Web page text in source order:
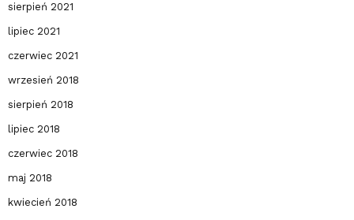
sierpień 2021
lipiec 2021
czerwiec 2021
wrzesień 2018
sierpień 2018
lipiec 2018
czerwiec 2018
maj 2018
kwiecień 2018